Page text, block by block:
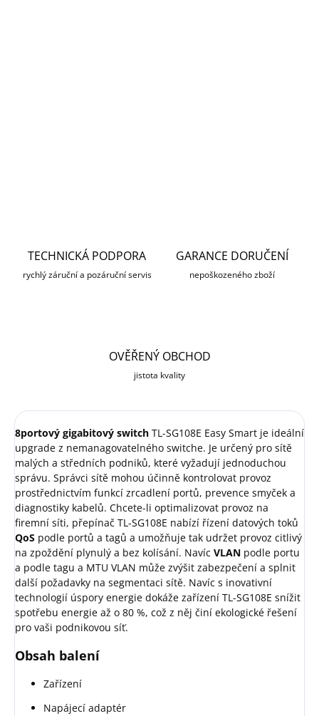
TECHNICKÁ PODPORA
rychlý záruční a pozáruční servis
GARANCE DORUČENÍ
nepoškozeného zboží
OVĚŘENÝ OBCHOD
jistota kvality
8portový gigabitový switch TL-SG108E Easy Smart je ideální
upgrade z nemanagovatelného switche. Je určený pro sítě
malých a středních podniků, které vyžadují jednoduchou
správu. Správci sítě mohou účinně kontrolovat provoz
prostřednictvím funkcí zrcadlení portů, prevence smyček a
diagnostiky kabelů. Chcete-li optimalizovat provoz na
firemní síti, přepínač TL-SG108E nabízí řízení datových toků
QoS podle portů a tagů a umožňuje tak udržet provoz citlivý
na zpoždění plynulý a bez kolísání. Navíc VLAN podle portu
a podle tagu a MTU VLAN může zvýšit zabezpečení a splnit
další požadavky na segmentaci sítě. Navíc s inovativní
technologií úspory energie dokáže zařízení TL-SG108E snížit
spotřebu energie až o 80 %, což z něj činí ekologické řešení
pro vaši podnikovou síť.
Obsah balení
Zařízení
Napájecí adaptér